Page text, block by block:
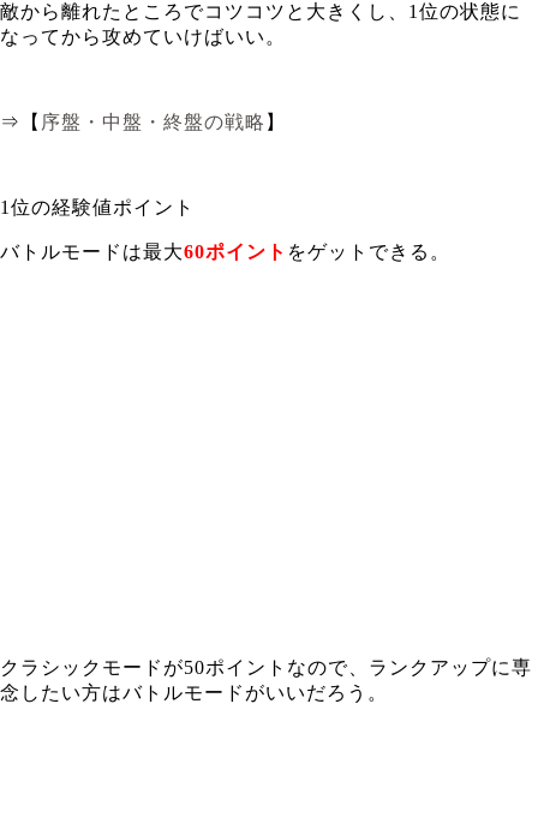
敵から離れたところでコツコツと大きくし、1位の状態に
なってから攻めていけばいい。
⇒【 序盤・中盤・終盤の戦略 】
1位の経験値ポイント
バトルモードは最大60ポイント をゲットできる。
クラシックモードが50ポイントなので、ランクアップに専
念したい方はバトルモードがいいだろう。